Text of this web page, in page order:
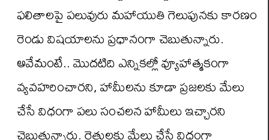
ఫలితాలపై పలువురు మహాయుతి గెలుపునకు కారణం
రెండు విషయాలను ప్రధానంగా చెబుతున్నారు.
అవేమంటే.. మొదటిది ఎన్నికల్లో వ్యూహాత్మకంగా
వ్యవహరించారని, హామీలను కూడా ప్రజలకు మేలు
చేసే విధంగా పలు సంచలన హామీలు ఇచ్చారని
చెబుతున్నారు. రైతులకు మేలు చేసే విధంగా